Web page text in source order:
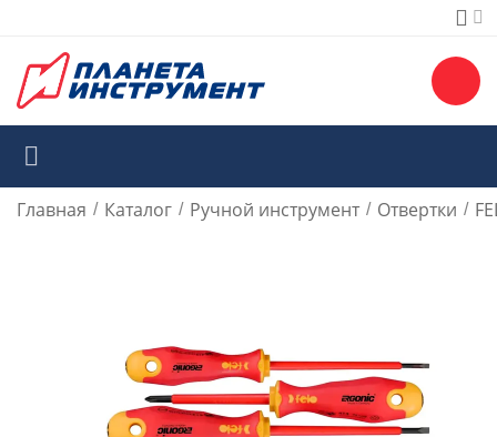
Главная / Каталог / Ручной инструмент / Отвертки /